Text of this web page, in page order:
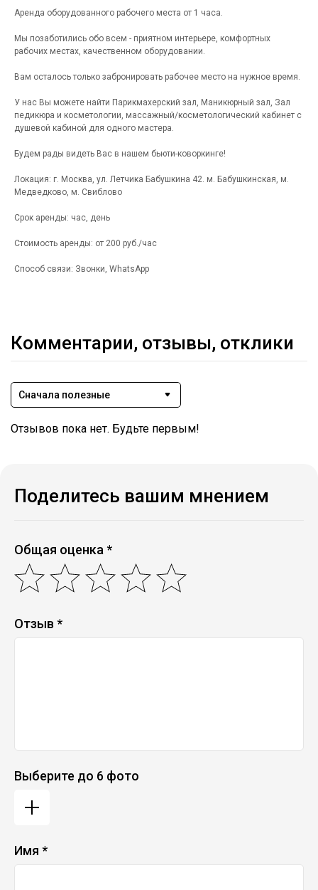
Аренда оборудованного рабочего места от 1 часа.
Мы позаботились обо всем - приятном интерьере, комфортных
рабочих местах, качественном оборудовании.
Вам осталось только забронировать рабочее место на нужное время.
У нас Вы можете найти Парикмахерский зал, Маникюрный зал, Зал
педикюра и косметологии, массажный/косметологический кабинет с
душевой кабиной для одного мастера.
Будем рады видеть Вас в нашем бьюти-коворкинге!
Локация: г. Москва, ул. Летчика Бабушкина 42. м. Бабушкинская, м.
Медведково, м. Свиблово
Срок аренды: час, день
Стоимость аренды: от 200 руб./час
Способ связи: Звонки, WhatsApp
Комментарии, отзывы, отклики
Сначала полезные
Отзывов пока нет. Будьте первым!
Поделитесь вашим мнением
Общая оценка *
Отзыв *
Выберите до 6 фото
Имя *